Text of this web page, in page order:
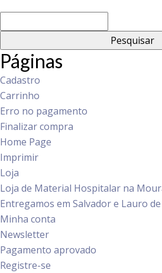
por:
Páginas
Cadastro
Carrinho
Erro no pagamento
Finalizar compra
Home Page
Imprimir
Loja
Loja de Material Hospitalar na
Entregamos em Salvador e Lauro
Minha conta
Newsletter
Pagamento aprovado
Registre-se